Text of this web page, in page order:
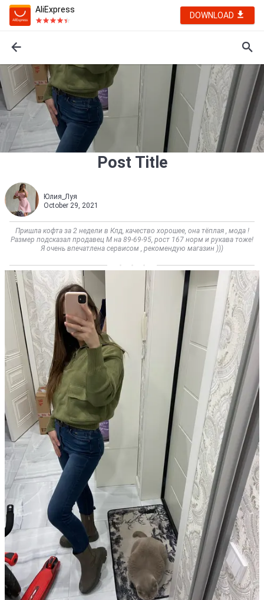
AliExpress
DOWNLOAD
Post Title
Юлия_Луя
October 29, 2021
Пришла кофта за 2 недели в Клд, качество хорошее, она тёплая , мода !
Размер подсказал продавец М на 89-69-95, рост 167 норм и рукава тоже!
Я очень впечатлена сервисом , рекомендую магазин )))